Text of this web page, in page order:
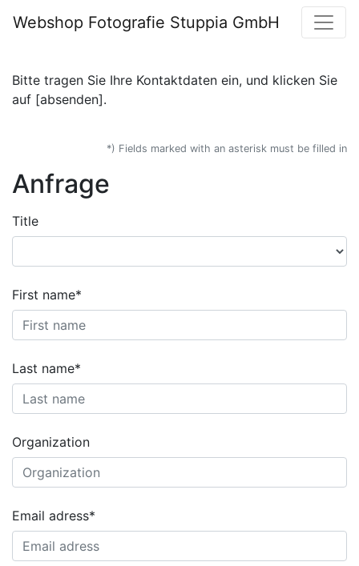
Webshop Fotografie Stuppia GmbH
Bitte tragen Sie Ihre Kontaktdaten ein, und klicken Sie
auf [absenden].
*) Fields marked with an asterisk must be filled in
Anfrage
Title
First name*
Last name*
Organization
Email adress*